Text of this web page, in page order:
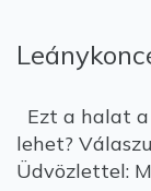
Ezt a halat
lehet?
Üdvözlettel: